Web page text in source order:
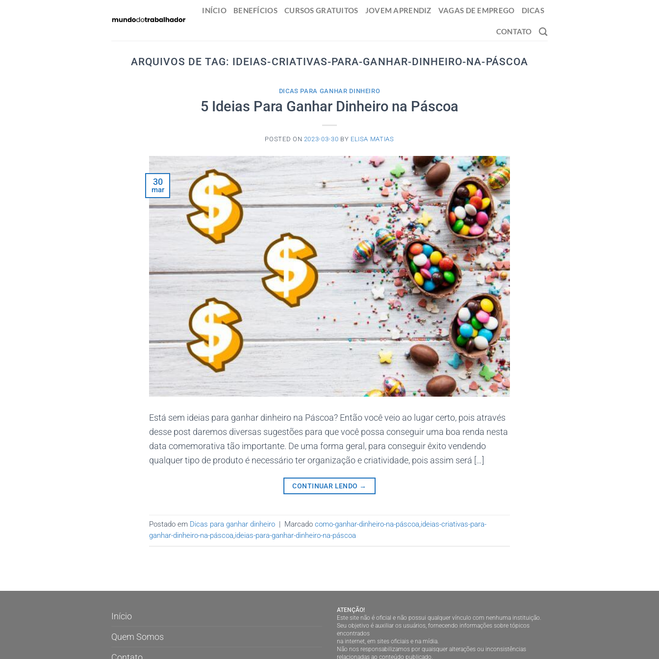
INÍCIO BENEFÍCIOS CURSOS GRATUITOS JOVEM APRENDIZ VAGAS DE EMPREGO DICAS
CONTATO
ARQUIVOS DE TAG: IDEIAS-CRIATIVAS-PARA-GANHAR-DINHEIRO-NA-PÁSCOA
DICAS PARA GANHAR DINHEIRO
5 Ideias Para Ganhar Dinheiro na Páscoa
POSTED ON 2023-03-30 BY ELISA MATIAS
30
mar
Está sem ideias para ganhar dinheiro na Páscoa? Então você veio ao lugar certo, pois através
desse post daremos diversas sugestões para que você possa conseguir uma boa renda nesta
data comemorativa tão importante. De uma forma geral, para conseguir êxito vendendo
qualquer tipo de produto é necessário ter organização e criatividade, pois assim será […]
CONTINUAR LENDO →
Postado em Dicas para ganhar dinheiro | Marcado como-ganhar-dinheiro-na-páscoa,ideias-criativas-para-
ganhar-dinheiro-na-páscoa,ideias-para-ganhar-dinheiro-na-páscoa
Início
Quem Somos
ATENÇÃO!
Este site não é oficial e não possui qualquer vínculo com nenhuma instituição.
Seu objetivo é auxiliar os usuários, fornecendo informações sobre tópicos
encontrados
na internet, em sites oficiais e na mídia.
Não nos responsabilizamos por quaisquer alterações ou inconsistências
relacionadas ao conteúdo publicado.